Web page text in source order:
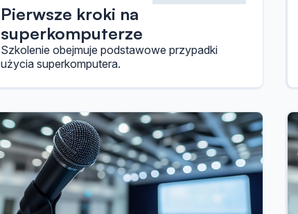
Pierwsze kroki na
superkomputerze
Szkolenie obejmuje podstawowe przypadki
użycia superkomputera.